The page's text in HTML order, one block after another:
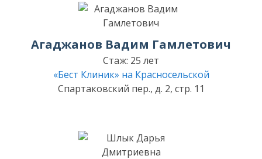
Агаджанов Вадим Гамлетович
Стаж: 25 лет
«Бест Клиник» на Красносельской
Спартаковский пер., д. 2, стр. 11